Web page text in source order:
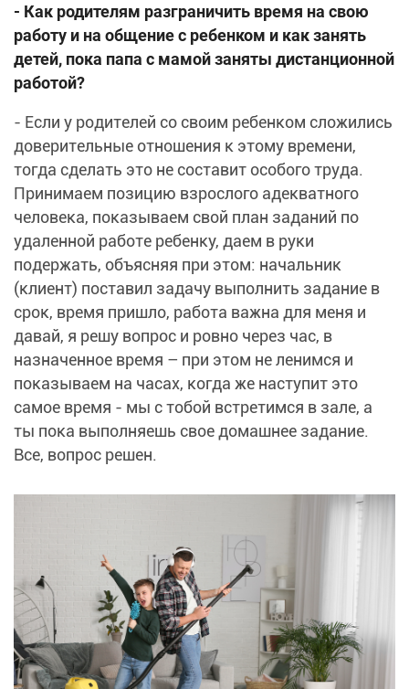
- Как родителям разграничить время на свою
работу и на общение с ребенком и как занять
детей, пока папа с мамой заняты дистанционной
работой?
- Если у родителей со своим ребенком сложились
доверительные отношения к этому времени,
тогда сделать это не составит особого труда.
Принимаем позицию взрослого адекватного
человека, показываем свой план заданий по
удаленной работе ребенку, даем в руки
подержать, объясняя при этом: начальник
(клиент) поставил задачу выполнить задание в
срок, время пришло, работа важна для меня и
давай, я решу вопрос и ровно через час, в
назначенное время – при этом не ленимся и
показываем на часах, когда же наступит это
самое время - мы с тобой встретимся в зале, а
ты пока выполняешь свое домашнее задание.
Все, вопрос решен.